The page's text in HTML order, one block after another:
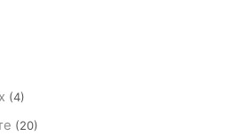
(4)
(20)